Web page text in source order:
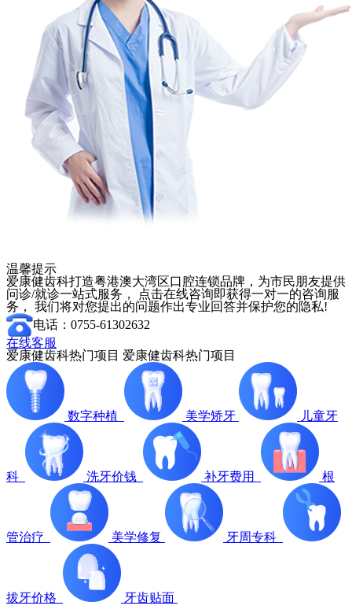
温馨提示
爱康健齿科打造粤港澳大湾区口腔连锁品牌，为市民朋友提供
问诊/就诊一站式服务， 点击在线咨询即获得一对一的咨询服
务， 我们将对您提出的问题作出专业回答并保护您的隐私!
电话：0755-61302632
在线客服
爱康健齿科热门项目 爱康健齿科热门项目
数字种植 美学矫牙 儿童牙
科 洗牙价钱 补牙费用 根
管治疗 美学修复 牙周专科
拔牙价格
牙齿贴面